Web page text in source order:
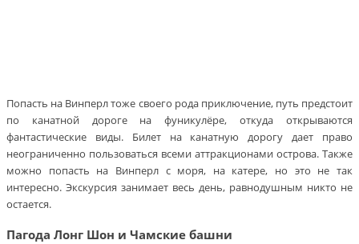
Попасть на Винперл тоже своего рода приключение, путь предстоит
по канатной дороге на фуникулёре, откуда открываются
фантастические виды. Билет на канатную дорогу дает право
неограниченно пользоваться всеми аттракционами острова. Также
можно попасть на Винперл с моря, на катере, но это не так
интересно. Экскурсия занимает весь день, равнодушным никто не
остается.
Пагода Лонг Шон и Чамские башни